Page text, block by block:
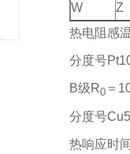
W
Z
热电阻感
分度号
B级R0 ＝
分度号
热响应时